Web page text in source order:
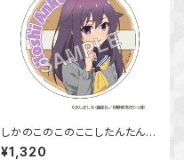
しかのこのこのここしたんたん
アクリルコースター 虎視 餡子
¥1,320